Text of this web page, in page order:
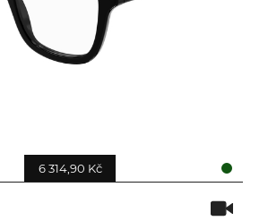
6 314,90 Kč